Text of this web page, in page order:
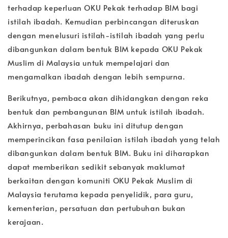
terhadap keperluan OKU Pekak terhadap BIM bagi
istilah ibadah. Kemudian perbincangan diteruskan
dengan menelusuri istilah-istilah ibadah yang perlu
dibangunkan dalam bentuk BIM kepada OKU Pekak
Muslim di Malaysia untuk mempelajari dan
mengamalkan ibadah dengan lebih sempurna.
Berikutnya, pembaca akan dihidangkan dengan reka
bentuk dan pembangunan BIM untuk istilah ibadah.
Akhirnya, perbahasan buku ini ditutup dengan
memperincikan fasa penilaian istilah ibadah yang telah
dibangunkan dalam bentuk BIM. Buku ini diharapkan
dapat memberikan sedikit sebanyak maklumat
berkaitan dengan komuniti OKU Pekak Muslim di
Malaysia terutama kepada penyelidik, para guru,
kementerian, persatuan dan pertubuhan bukan
kerajaan.